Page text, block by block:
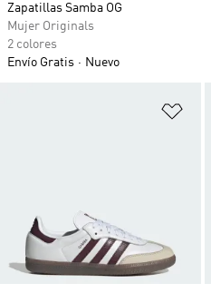
Zapatillas Samba OG
Mujer Originals
2 colores
Envío Gratis
Nuevo